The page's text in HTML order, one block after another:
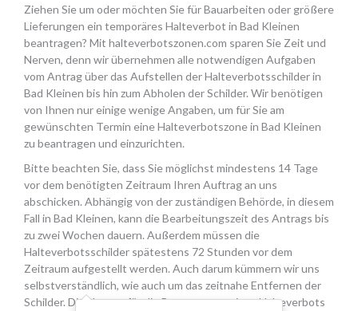
Ziehen Sie um oder möchten Sie für Bauarbeiten oder größere
Lieferungen ein temporäres Halteverbot in Bad Kleinen
beantragen? Mit halteverbotszonen.com sparen Sie Zeit und
Nerven, denn wir übernehmen alle notwendigen Aufgaben
vom Antrag über das Aufstellen der Halteverbotsschilder in
Bad Kleinen bis hin zum Abholen der Schilder. Wir benötigen
von Ihnen nur einige wenige Angaben, um für Sie am
gewünschten Termin eine Halteverbotszone in Bad Kleinen
zu beantragen und einzurichten.
Bitte beachten Sie, dass Sie möglichst mindestens 14 Tage
vor dem benötigten Zeitraum Ihren Auftrag an uns
abschicken. Abhängig von der zuständigen Behörde, in diesem
Fall in Bad Kleinen, kann die Bearbeitungszeit des Antrags bis
zu zwei Wochen dauern. Außerdem müssen die
Halteverbotsschilder spätestens 72 Stunden vor dem
Zeitraum aufgestellt werden. Auch darum kümmern wir uns
selbstverständlich, wie auch um das zeitnahe Entfernen der
Schilder. Die Kosten für die Beantragung eines Halteverbots